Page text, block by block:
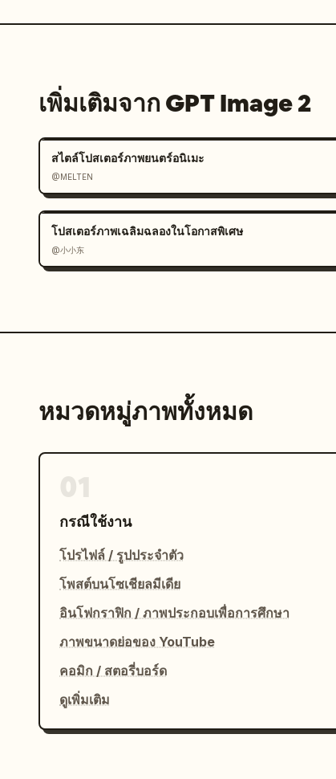
เพิ่มเติมจาก GPT Image 2
สไตล์โปสเตอร์ภาพยนตร์อนิเมะ
@MELTEN
โปสเตอร์ภาพเฉลิมฉลองในโอกาสพิเศษ
@小小东
หมวดหมู่ภาพทั้งหมด
กรณีใช้งาน
โปรไฟล์ / รูปประจำตัว
โพสต์บนโซเชียลมีเดีย
อินโฟกราฟิก / ภาพประกอบเพื่อการศึกษา
ภาพขนาดย่อของ YouTube
คอมิก / สตอรี่บอร์ด
ดูเพิ่มเติม